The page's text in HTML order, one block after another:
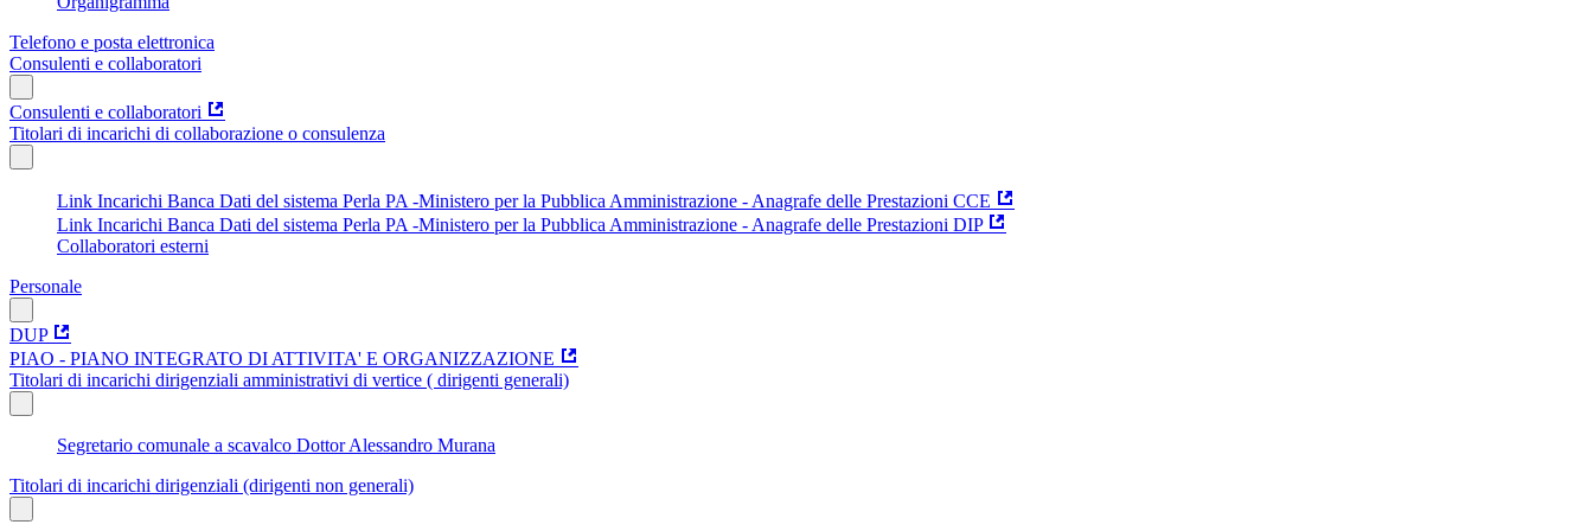
Telefono e posta elettronica
Consulenti e collaboratori
Consulenti e collaboratori
Titolari di incarichi di collaborazione o consulenza
Link Incarichi Banca Dati del sistema Perla PA -Ministero per la Pubblica Amministrazione - Anagrafe delle Prestazioni CCE
Link Incarichi Banca Dati del sistema Perla PA -Ministero per la Pubblica Amministrazione - Anagrafe delle Prestazioni DIP
Collaboratori esterni
Personale
DUP
PIAO - PIANO INTEGRATO DI ATTIVITA' E ORGANIZZAZIONE
Titolari di incarichi dirigenziali amministrativi di vertice ( dirigenti generali)
Segretario comunale a scavalco Dottor Alessandro Murana
Titolari di incarichi dirigenziali (dirigenti non generali)